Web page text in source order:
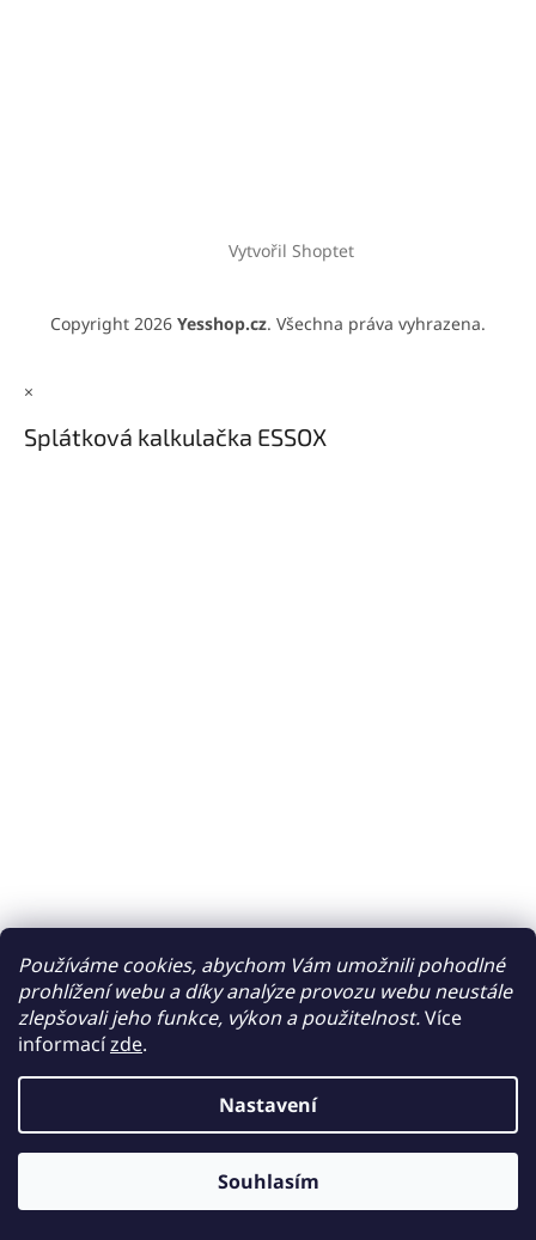
Používáme cookies, abychom Vám umožnili pohodlné
prohlížení webu a díky analýze provozu webu neustále
zlepšovali jeho funkce, výkon a použitelnost.Více
informacízde.
Nastavení
Souhlasím
Vytvořil Shoptet
Copyright 2026 Yesshop.cz. Všechna práva vyhrazena.
×
Splátková kalkulačka ESSOX